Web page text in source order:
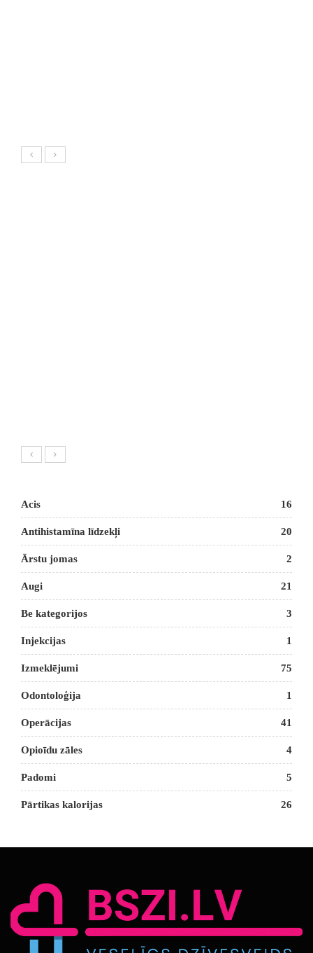
Acis 16
Antihistamīna līdzekļi 20
Ārstu jomas 2
Augi 21
Be kategorijos 3
Injekcijas 1
Izmeklējumi 75
Odontoloģija 1
Operācijas 41
Opioīdu zāles 4
Padomi 5
Pārtikas kalorijas 26